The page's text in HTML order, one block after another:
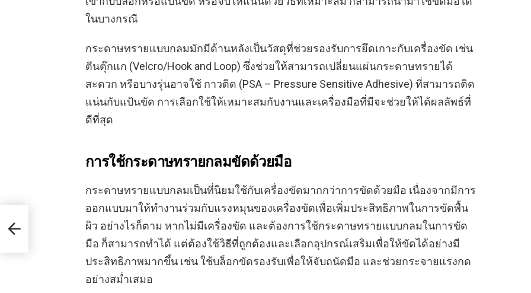
ในบางกรณี
กระดาษทรายแบบกลมมักมีด้านหลังเป็นวัสดุที่ช่วยรองรับการยึดเกาะกับเครื่องขัด เช่น
ตีนตุ๊กแก (Velcro/Hook and Loop) ซึ่งช่วยให้สามารถเปลี่ยนแผ่นกระดาษทรายได้
สะดวก หรือบางรุ่นอาจใช้ กาวติด (PSA – Pressure Sensitive Adhesive) ที่สามารถติด
แน่นกับแป้นขัด การเลือกใช้ให้เหมาะสมกับงานและเครื่องมือที่มีจะช่วยให้ได้ผลลัพธ์ที่
ดีที่สุด
การใช้กระดาษทรายกลมขัดด้วยมือ
กระดาษทรายแบบกลมเป็นที่นิยมใช้กับเครื่องขัดมากกว่าการขัดด้วยมือ เนื่องจากมีการ
ออกแบบมาให้ทำงานร่วมกับแรงหมุนของเครื่องขัดเพื่อเพิ่มประสิทธิภาพในการขัดพื้น
ผิว อย่างไรก็ตาม หากไม่มีเครื่องขัด และต้องการใช้กระดาษทรายแบบกลมในการขัด
มือ ก็สามารถทำได้ แต่ต้องใช้วิธีที่ถูกต้องและเลือกอุปกรณ์เสริมเพื่อให้ขัดได้อย่างมี
ประสิทธิภาพมากขึ้น เช่น ใช้บล็อกขัดรองรับเพื่อให้จับถนัดมือ และช่วยกระจายแรงกด
อย่างสม่ำเสมอ